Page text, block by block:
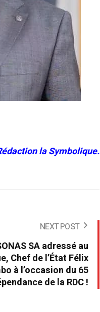
la Symbolique.
NEXT POST
SA adressé au
Chef de l’État Félix
à l’occasion du 65
de la RDC !